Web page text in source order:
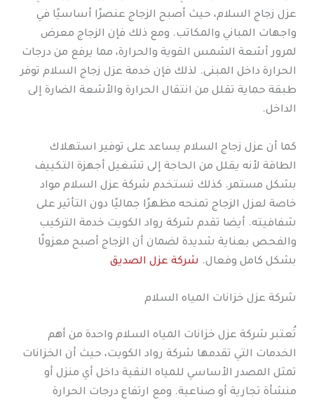
عزل زجاج السلام، حيث أصبح الزجاج عنصرًا أساسيًا في
واجهات المباني والمكاتب. ومع ذلك فإن الزجاج معرض
لمرور أشعة الشمس القوية والحرارة، مما يرفع من درجات
الحرارة داخل المبنى. لذلك فإن خدمة عزل زجاج السلام توفر
طبقة حماية تقلل من انتقال الحرارة والأشعة الضارة إلى
الداخل.
كما أن عزل زجاج السلام يساعد على توفير استهلاك
الطاقة لأنه يقلل من الحاجة إلى تشغيل أجهزة التكييف
بشكل مستمر. كذلك تستخدم شركة عزل السلام مواد
خاصة لعزل الزجاج تمنحه مظهرًا جماليًا دون التأثير على
شفافيته. أيضا تقدم شركة رواد الكويت خدمة التركيب
والفحص بعناية شديدة لضمان أن الزجاج أصبح معزولًا
بشكل كامل وفعال. شركة عزل الصديق
شركة عزل خزانات المياه السلام
تُعتبر شركة عزل خزانات المياه السلام واحدة من أهم
الخدمات التي تقدمها شركة رواد الكويت، حيث أن الخزانات
تمثل المصدر الأساسي للمياه النقية داخل أي منزل أو
منشأة تجارية أو صناعية. ومع ارتفاع درجات الحرارة